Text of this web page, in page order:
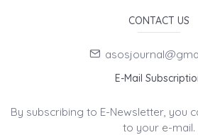
CONTACT US
E-Mail
By subscribing to E-Newsletter, you
to your e-mail.